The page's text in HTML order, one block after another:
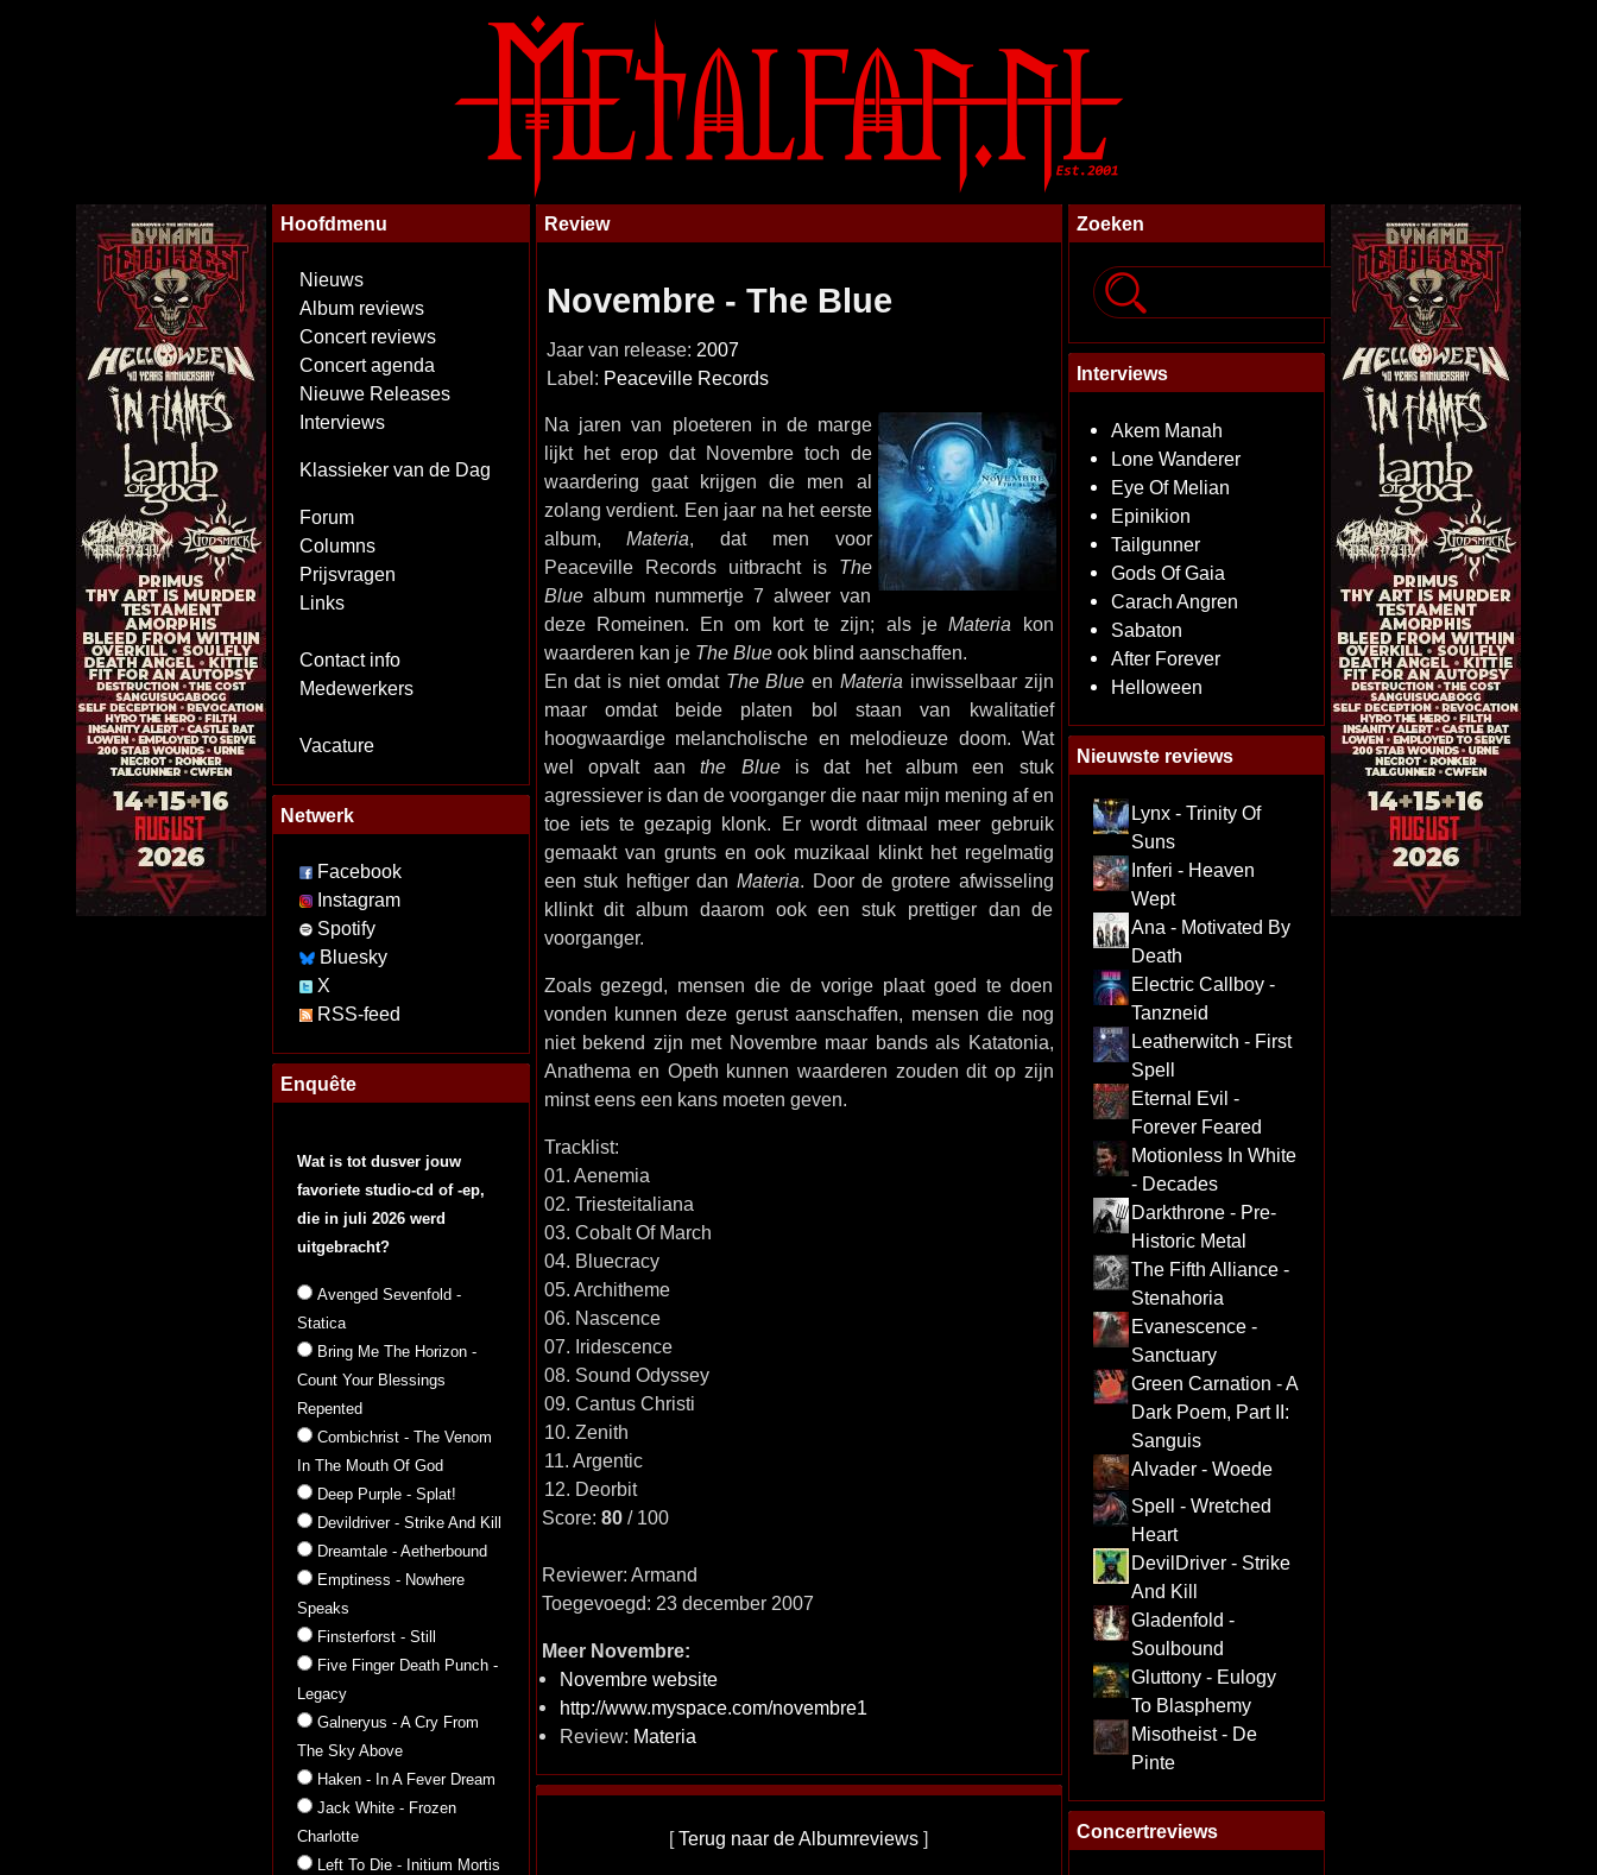
Hoofdmenu
Nieuws
Album reviews
Concert reviews
Concert agenda
Nieuwe Releases
Interviews
Klassieker van de Dag
Forum
Columns
Prijsvragen
Links
Contact info
Medewerkers
Vacature
Netwerk
Facebook
Instagram
Spotify
Bluesky
X
RSS-feed
Enquête
Wat is tot dusver jouw
favoriete studio-cd of -ep,
die in juli 2026 werd
uitgebracht?
Avenged Sevenfold -
Statica
Bring Me The Horizon -
Count Your Blessings
Repented
Combichrist - The Venom
In The Mouth Of God
Deep Purple - Splat!
Devildriver - Strike And Kill
Dreamtale - Aetherbound
Emptiness - Nowhere
Speaks
Finsterforst - Still
Five Finger Death Punch -
Legacy
Galneryus - A Cry From
The Sky Above
Haken - In A Fever Dream
Jack White - Frozen
Charlotte
Left To Die - Initium Mortis
Review
Novembre - The Blue
Jaar van release: 2007
Label: Peaceville Records
Na jaren van ploeteren in de marge
lijkt het erop dat Novembre toch de
waardering gaat krijgen die men al
zolang verdient. Een jaar na het eerste
album,Materia, dat men voor
Peaceville Records uitbracht is The
Bluealbum nummertje 7 alweer van
deze Romeinen. En om kort te zijn; als jeMateria kon
waarderen kan je The Blueook blind aanschaffen.
En dat is niet omdat The Blue en Materia inwisselbaar zijn
maar omdat beide platen bol staan van kwalitatief
hoogwaardige melancholische en melodieuze doom. Wat
wel opvalt aanthe Blueis dat het album een stuk
agressiever is dan de voorganger die naar mijn mening af en
toe iets te gezapig klonk. Er wordt ditmaal meer gebruik
gemaakt van grunts en ook muzikaal klinkt het regelmatig
een stuk heftiger dan Materia. Door de grotere afwisseling
kllinkt dit album daarom ook een stuk prettiger dan de
voorganger.
Zoals gezegd, mensen die de vorige plaat goed te doen
vonden kunnen deze gerust aanschaffen, mensen die nog
niet bekend zijn met Novembre maar bands als Katatonia,
Anathema en Opeth kunnen waarderen zouden dit op zijn
minst eens een kans moeten geven.
Tracklist:
01. Aenemia
02. Triesteitaliana
03. Cobalt Of March
04. Bluecracy
05. Architheme
06. Nascence
07. Iridescence
08. Sound Odyssey
09. Cantus Christi
10. Zenith
11. Argentic
12. Deorbit
Score: 80/ 100
Reviewer: Armand
Toegevoegd: 23 december 2007
Meer Novembre:
Novembre website
http://www.myspace.com/novembre1
Review: Materia
[Terug naar de Albumreviews ]
Zoeken
Interviews
Akem Manah
Lone Wanderer
Eye Of Melian
Epinikion
Tailgunner
Gods Of Gaia
Carach Angren
Sabaton
After Forever
Helloween
Nieuwste reviews
Lynx - Trinity Of
Suns
Inferi - Heaven
Wept
Ana - Motivated By
Death
Electric Callboy -
Tanzneid
Leatherwitch - First
Spell
Eternal Evil -
Forever Feared
Motionless In White
- Decades
Darkthrone - Pre-
Historic Metal
The Fifth Alliance -
Stenahoria
Evanescence -
Sanctuary
Green Carnation - A
Dark Poem, Part II:
Sanguis
Alvader - Woede
Spell - Wretched
Heart
DevilDriver - Strike
And Kill
Gladenfold -
Soulbound
Gluttony - Eulogy
To Blasphemy
Misotheist - De
Pinte
Concertreviews